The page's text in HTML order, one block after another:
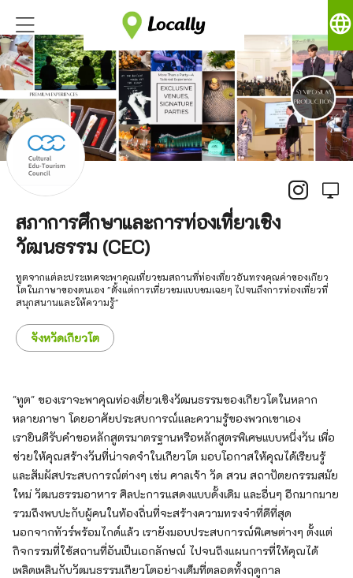
language
สภาการศึกษาและการท่องเที่ยวเชิง
วัฒนธรรม (CEC)
ทูตจากแต่ละประเทศจะพาคุณเที่ยวชมสถานที่ท่องเที่ยวอันทรงคุณค่าของเกียว
โตในภาษาของตนเอง "ตั้งแต่การเที่ยวชมแบบชมเฉยๆ ไปจนถึงการท่องเที่ยวที่
สนุกสนานและให้ความรู้"
จังหวัดเกียวโต
"ทูต" ของเราจะพาคุณท่องเที่ยวเชิงวัฒนธรรมของเกียวโตในหลาก
หลายภาษา โดยอาศัยประสบการณ์และความรู้ของพวกเขาเอง
เรายินดีรับคำขอหลักสูตรมาตรฐานหรือหลักสูตรพิเศษแบบหนึ่งวัน เพื่อ
ช่วยให้คุณสร้างวันที่น่าจดจำในเกียวโต มอบโอกาสให้คุณได้เรียนรู้
และสัมผัสประสบการณ์ต่างๆ เช่น ศาลเจ้า วัด สวน สถาปัตยกรรมสมัย
ใหม่ วัฒนธรรมอาหาร ศิลปะการแสดงแบบดั้งเดิม และอื่นๆ อีกมากมาย
รวมถึงพบปะกับผู้คนในท้องถิ่นที่จะสร้างความทรงจำที่ดีที่สุด
นอกจากทัวร์พร้อมไกด์แล้ว เรายังมอบประสบการณ์พิเศษต่างๆ ตั้งแต่
กิจกรรมที่ใช้สถานที่อันเป็นเอกลักษณ์ ไปจนถึงแผนการที่ให้คุณได้
เพลิดเพลินกับวัฒนธรรมเกียวโตอย่างเต็มที่ตลอดทั้งฤดูกาล